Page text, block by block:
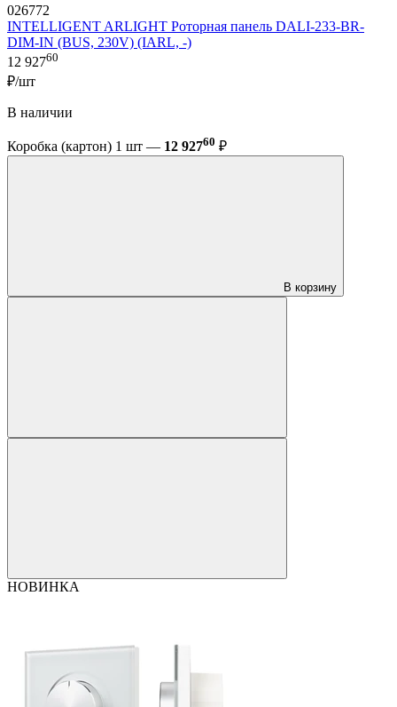
026772
INTELLIGENT ARLIGHT Роторная панель DALI-233-BR-
DIM-IN (BUS, 230V) (IARL, -)
12 92760
₽/шт
В наличии
Коробка (картон) 1 шт — 12 92760 ₽
В корзину
НОВИНКА